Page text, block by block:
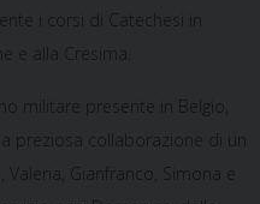
i corsi di Catechesi in
e alla Cresima.
militare presente in Belgio,
preziosa collaborazione di un
Gianfranco, Simona e